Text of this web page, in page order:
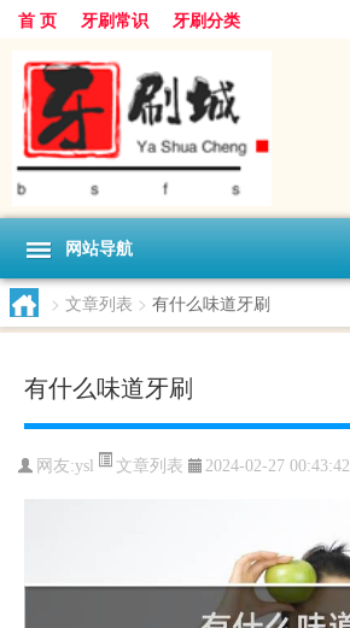
首 页 牙刷常识 牙刷分类
网站导航
> 文章列表 > 有什么味道牙刷
有什么味道牙刷
网友:ysl 文章列表 2024-02-27 00:43:42